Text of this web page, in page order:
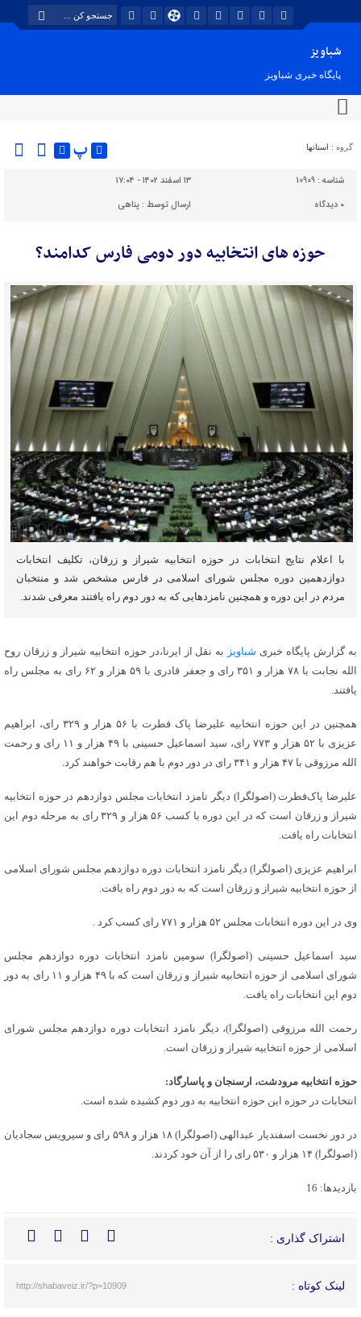
شباویز
پایگاه خبری شباویز
گروه : استانها پ
شناسه : 10909
۱۳ اسفند ۱۴۰۲ - ۱۷:۰۴
۰ دیدگاه ارسال توسط :پناهی
حوزه های انتخابیه دور دومی فارس کدامند؟
با اعلام نتایج انتخابات در حوزه انتخابیه شیراز و زرقان، تکلیف انتخابات
دوازدهمین دوره مجلس شورای اسلامی در فارس مشخص شد و منتخبان
مردم در این دوره و همچنین نامزدهایی که به دور دوم راه یافتند معرفی شدند.
به گزارش پایگاه خبری شباویز به نقل از ایرنا،در حوزه انتخابیه شیراز و زرقان روح
الله نجابت با ۷۸ هزار و ۳۵۱ رای و جعفر قادری با ۵۹ هزار و ۶۲ رای به مجلس راه
یافتند.
همچنین در این حوزه انتخابیه علیرضا پاک فطرت با ۵۶ هزار و ۳۲۹ رای، ابراهیم
عزیزی با ۵۲ هزار و ۷۷۳ رای، سید اسماعیل حسینی با ۴۹ هزار و ۱۱ رای و رحمت
الله مرزوقی با ۴۷ هزار و ۳۴۱ رای در دور دوم با هم رقابت خواهند کرد.
علیرضا پاک‌فطرت (اصولگرا) دیگر نامزد انتخابات مجلس دوازدهم در حوزه انتخابیه
شیراز و زرقان است که در این دوره با کسب ۵۶ هزار و ۳۲۹ رای به مرحله دوم این
انتخابات راه یافت.
ابراهیم عزیزی (اصولگرا) دیگر نامزد انتخابات دوره دوازدهم مجلس شورای اسلامی
از حوزه انتخابیه شیراز و زرقان است که به دور دوم راه یافت.
وی در این دوره انتخابات مجلس ۵۲ هزار و ۷۷۱ رای کسب کرد .
سید اسماعیل حسینی (اصولگرا) سومین نامزد انتخابات دوره دوازدهم مجلس
شورای اسلامی از حوزه انتخابیه شیراز و زرقان است که با ۴۹ هزار و ۱۱ رای به دور
دوم این انتخابات راه یافت.
رحمت الله مرزوقی (اصولگرا)، دیگر نامزد انتخابات دوره دوازدهم مجلس شورای
اسلامی از حوزه انتخابیه شیراز و زرقان است.
حوزه انتخابیه مرودشت، ارسنجان و پاسارگاد:
انتخابات در حوزه این حوزه انتخابیه به دور دوم کشیده شده است.
در دور نخست اسفندیار عبدالهی (اصولگرا) ۱۸ هزار و ۵۹۸ رای و سیرویس سجادیان
(اصولگرا) ۱۴ هزار و ۵۳۰ رای را از آن خود کردند.
بازدیدها: 16
اشتراک گذاری :
لینک کوتاه : http://shabaveiz.ir/?p=10909